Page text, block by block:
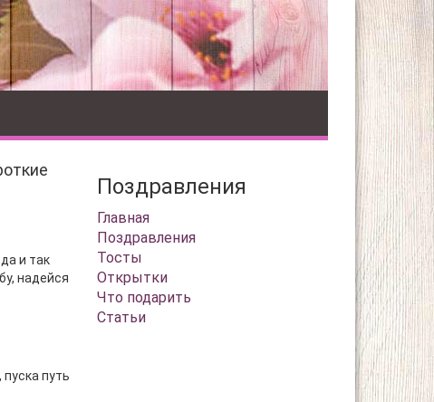
и так
надейся
путь
Поздравления
Главная
Поздравления
Тосты
Открытки
Что подарить
Статьи